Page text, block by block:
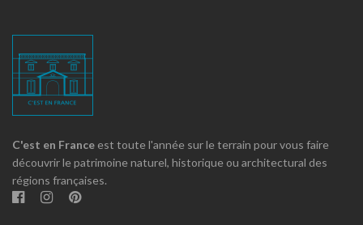
C'est en France est toute l'année sur le terrain pour vous faire
découvrir le patrimoine naturel, historique ou architectural des
régions françaises.